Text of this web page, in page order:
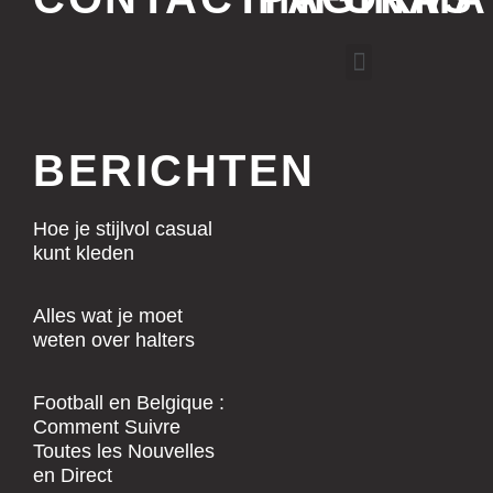
Menu
BERICHTEN
Hoe je stijlvol casual
kunt kleden
Alles wat je moet
weten over halters
Football en Belgique :
Comment Suivre
Toutes les Nouvelles
en Direct